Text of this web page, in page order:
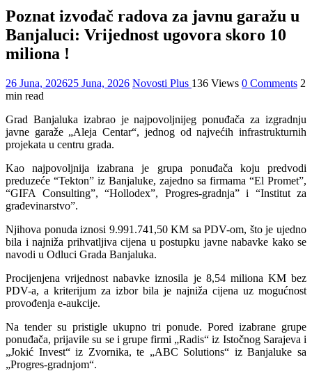
Poznat izvođač radova za javnu garažu u
Banjaluci: Vrijednost ugovora skoro 10
miliona !
26 Juna, 202625 Juna, 2026 Novosti Plus 136 Views 0 Comments 2
min read
Grad Banjaluka izabrao je najpovoljnijeg ponuđača za izgradnju
javne garaže „Aleja Centar“, jednog od najvećih infrastrukturnih
projekata u centru grada.
Kao najpovoljnija izabrana je grupa ponuđača koju predvodi
preduzeće “Tekton” iz Banjaluke, zajedno sa firmama “El Promet”,
“GIFA Consulting”, “Hollodex”, Progres-gradnja” i “Institut za
građevinarstvo”.
Njihova ponuda iznosi 9.991.741,50 KM sa PDV-om, što je ujedno
bila i najniža prihvatljiva cijena u postupku javne nabavke kako se
navodi u Odluci Grada Banjaluka.
Procijenjena vrijednost nabavke iznosila je 8,54 miliona KM bez
PDV-a, a kriterijum za izbor bila je najniža cijena uz mogućnost
provođenja e-aukcije.
Na tender su pristigle ukupno tri ponude. Pored izabrane grupe
ponuđača, prijavile su se i grupe firmi „Radis“ iz Istočnog Sarajeva i
„Jokić Invest“ iz Zvornika, te „ABC Solutions“ iz Banjaluke sa
„Progres-gradnjom“.